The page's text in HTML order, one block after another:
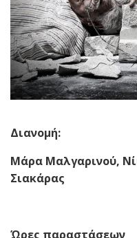
Διανομή:
Μάρα Μαλγαρινού,
Σιακάρας
Ώρες παραστάσεων